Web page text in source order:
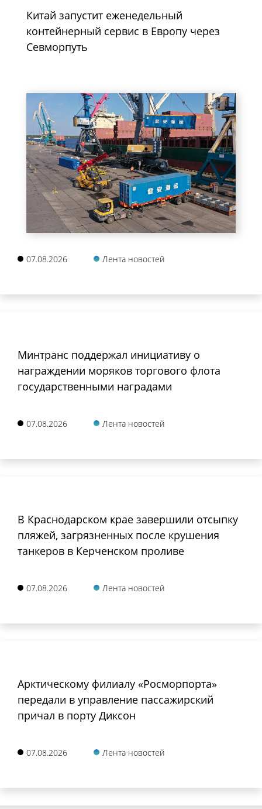
Китай запустит еженедельный
контейнерный сервис в Европу через
Севморпуть
07.08.2026 Лента новостей
Минтранс поддержал инициативу о
награждении моряков торгового флота
государственными наградами
07.08.2026 Лента новостей
В Краснодарском крае завершили отсыпку
пляжей, загрязненных после крушения
танкеров в Керченском проливе
07.08.2026 Лента новостей
Арктическому филиалу «Росморпорта»
передали в управление пассажирский
причал в порту Диксон
07.08.2026 Лента новостей